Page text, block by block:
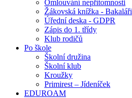
Omlouvání nepřítomnosti
Žákovská knížka - Bakaláři
Úřední deska - GDPR
Zápis do 1. třídy
Klub rodičů
Po škole
Školní družina
Školní klub
Kroužky
Primirest – Jídeníček
EDUROAM